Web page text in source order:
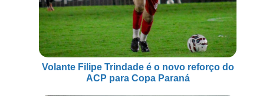
Volante Filipe Trindade é o novo reforço do
ACP para Copa Paraná